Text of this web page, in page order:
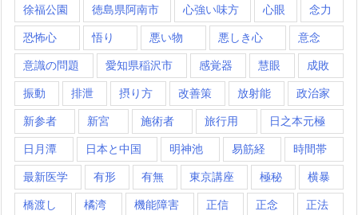
徐福公園 徳島県阿南市 心強い味方 心眼 念力
恐怖心 悟り 悪い物 悪しき心 意念
意識の問題 愛知県稲沢市 感覚器 慧眼 成敗
振動 排泄 摂り方 改善策 放射能 政治家
新参者 新宮 施術者 旅行用 日之本元極
日月潭 日本と中国 明神池 易筋経 時間帯
最新医学 有形 有無 東京講座 極秘 横暴
橋渡し 橘湾 機能障害 正信 正念 正法